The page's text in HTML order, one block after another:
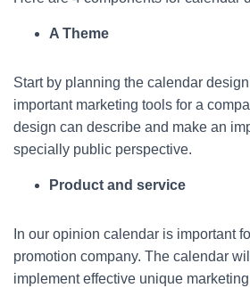
A Theme
Start by planning the calendar
important marketing tools for a
design can describe and make an
specially public perspective.
Product and service
In our opinion calendar is important
promotion company. The calendar
implement effective unique